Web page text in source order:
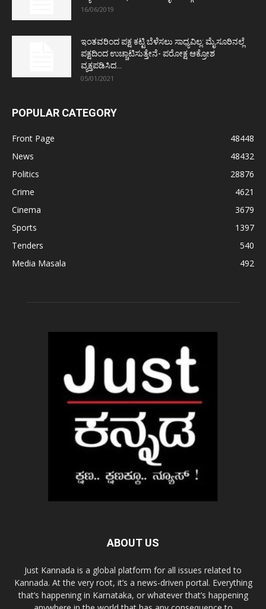
16/06/2019
ಇಂತವರಿಂದ ಪಕ್ಷ ಕಟ್ಟಿ ಬೆಳೆಸಲು ಸಾಧ್ಯವಿಲ್ಲ: ಮೈಸೂರಿನಲ್ಲೆ
ಪಕ್ಷದಿಂದ ಉಚ್ಚಾಟಿಸುತ್ತೇನೆ- ಪರೋಕ್ಷ ಆಕ್ರೋಶ
ವ್ಯಕ್ತಪಡಿಸಿದ...
05/01/2021
POPULAR CATEGORY
Front Page
48448
News
48432
Politics
28876
Crime
4621
Cinema
3679
Sports
1397
Tenders
540
Media Masala
492
ABOUT US
Just Kannada is a global platform for all issues related to
Kannada. At the very root, it’s a news-driven portal. Everything
that’s happening in Karnataka, or whatever that’s happening